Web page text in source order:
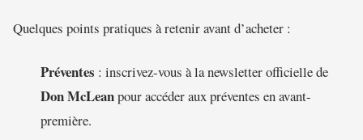
Quelques points pratiques à retenir avant d’acheter :
Préventes : inscrivez-vous à la newsletter officielle de
Don McLeanpour accéder aux préventes en avant-
première.